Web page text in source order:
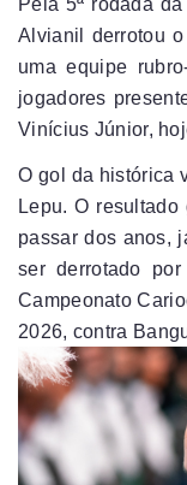
Alvianil derrotou
uma equipe
jogadores
Vinícius Júnior,
O gol da histórica
Lepu. O
passar dos anos,
ser derrotado
Campeonato
2026, contra